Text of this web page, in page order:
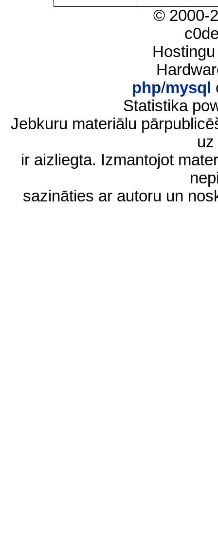
© 2000-
php/mysql
Statistika
Jebkuru materiālu
ir aizliegta. Izmantojot
sazināties ar autoru un